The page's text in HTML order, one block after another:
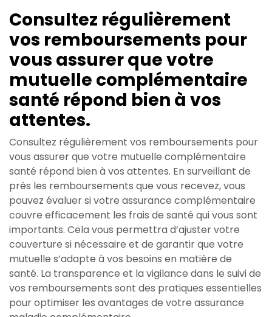
Consultez régulièrement
vos remboursements pour
vous assurer que votre
mutuelle complémentaire
santé répond bien à vos
attentes.
Consultez régulièrement vos remboursements pour
vous assurer que votre mutuelle complémentaire
santé répond bien à vos attentes. En surveillant de
près les remboursements que vous recevez, vous
pouvez évaluer si votre assurance complémentaire
couvre efficacement les frais de santé qui vous sont
importants. Cela vous permettra d’ajuster votre
couverture si nécessaire et de garantir que votre
mutuelle s’adapte à vos besoins en matière de
santé. La transparence et la vigilance dans le suivi de
vos remboursements sont des pratiques essentielles
pour optimiser les avantages de votre assurance